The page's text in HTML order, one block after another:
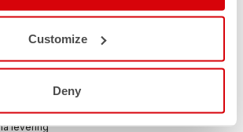
Customize
Deny
MET ONS OP
ons?
onze klantenservice
EN TERUGBETALINGEN
levering